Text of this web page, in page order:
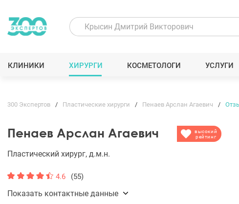
КЛИНИКИ ХИРУРГИ КОСМЕТОЛОГИ УСЛУГИ
300 Экспертов Пластические хирурги Пенаев Арслан Агаевич
Пенаев Арслан Агаевич
высокий
рейтинг
Пластический хирург, д.м.н.
4.6 (55)
Показать контактные данные